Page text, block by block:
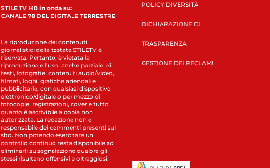
STILE TV HD in onda su:
CANALE 78 DEL DIGITALE TERRESTRE
La riproduzione dei contenuti
giornalistici della testata STILETV è
riservata. Pertanto, è vietata la
riproduzione e l’uso, anche parziale, di
testi, fotografie, contenuti audio/video,
filmati, loghi, grafiche aziendali e
pubblicitarie, con qualsiasi dispositivo
elettronico/digitale o per mezzo di
fotocopie, registrazioni, cover e tutto
quanto è ascrivibile a copia non
autorizzata. La redazione non è
responsabile dei commenti presenti sul
sito. Non potendo esercitare un
controllo continuo resta disponibile ad
eliminarli su segnalazione qualora gli
stessi risultano offensivi e oltraggiosi.
POLICY DIVERSITÀ
DICHIARAZIONE DI
TRASPARENZA
GESTIONE DEI RECLAMI